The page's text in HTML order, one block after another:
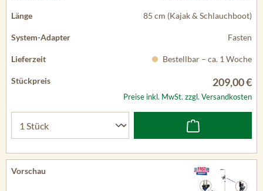
85 cm (Kajak & Schlauchboot)
Fasten
Bestellbar – ca. 1 Woche
209,00 €
Preise inkl. MwSt. zzgl. Versandkosten